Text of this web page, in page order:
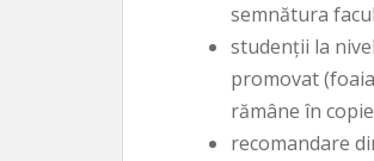
semnătura
studenţii la
promovat
rămâne în
recomandare